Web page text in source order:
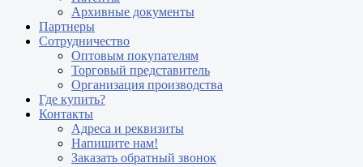
Архивные документы
Партнеры
Сотрудничество
Оптовым покупателям
Торговый представитель
Организация производства
Где купить?
Контакты
Адреса и реквизиты
Напишите нам!
Заказать обратный звонок